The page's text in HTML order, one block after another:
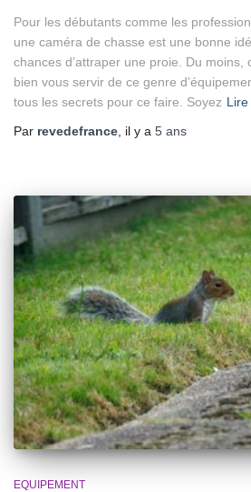
Pour les débutants comme les
une caméra de chasse est une bonne
chances d’attraper une proie. Du moins,
bien vous servir de ce genre
tous les secrets pour ce faire. Soyez
Par revedefrance , il y a 5 ans
EQUIPEMENT